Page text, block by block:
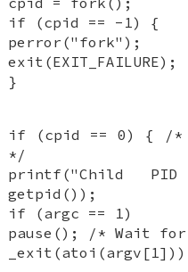
if (cpid == -1) {
perror("fork");
exit(EXIT_FAILURE);
}
if (cpid == 0) { /*
*/
printf("Child
getpid());
if (argc == 1)
pause(); /* Wait